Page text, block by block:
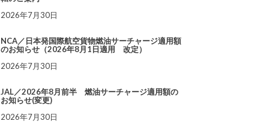
2026年7月30日
NCA／日本発国際航空貨物燃油サーチャージ適用額
のお知らせ（2026年8月1日適用 改定）
2026年7月30日
JAL／2026年8月前半 燃油サーチャージ適用額の
お知らせ(変更)
2026年7月30日